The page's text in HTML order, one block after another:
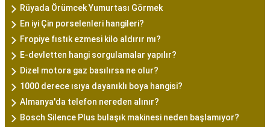
Rüyada Örümcek Yumurtası Görmek
En iyi Çin porselenleri hangileri?
Fropiye fıstık ezmesi kilo aldırır mı?
E-devletten hangi sorgulamalar yapılır?
Dizel motora gaz basılırsa ne olur?
1000 derece ısıya dayanıklı boya hangisi?
Almanya'da telefon nereden alınır?
Bosch Silence Plus bulaşık makinesi neden başlamıyor?